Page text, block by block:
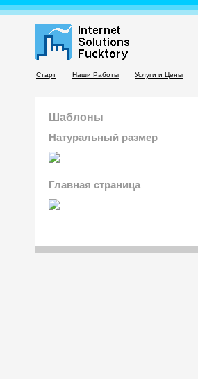
Старт Наши Работы Услуги и Цены
Шаблоны
Натуральный размер
Главная страница